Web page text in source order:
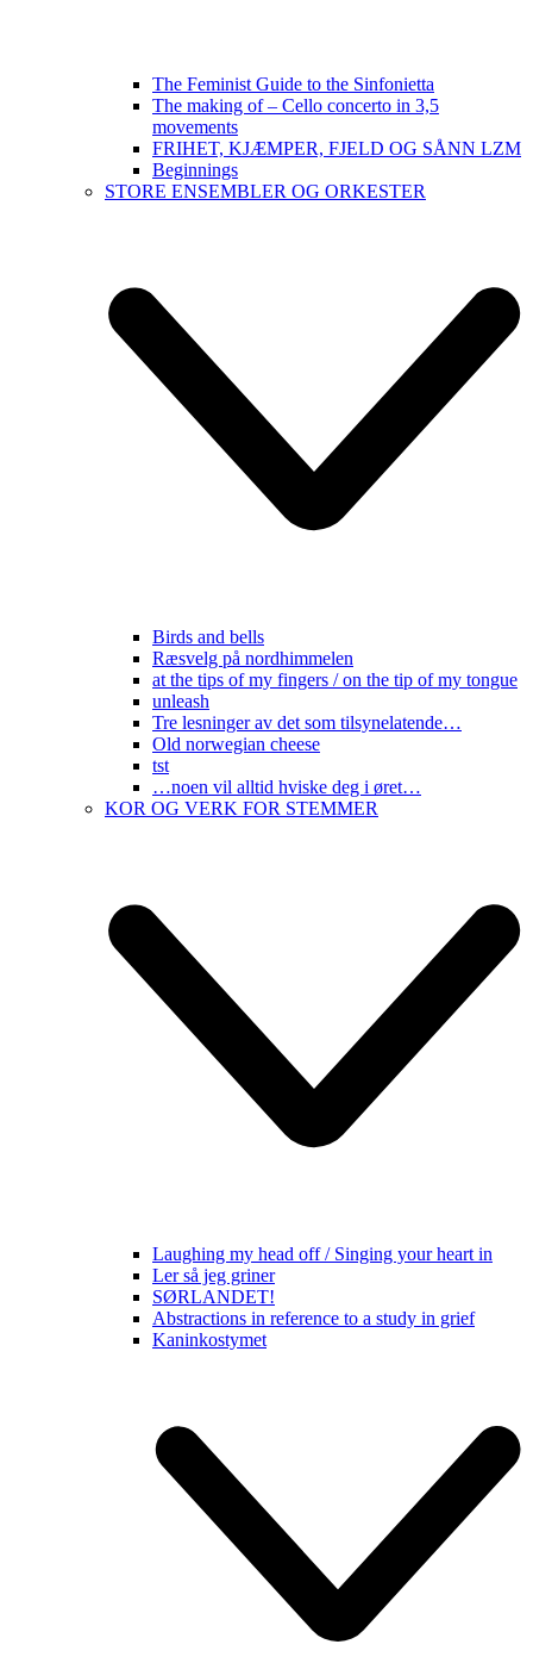
The Feminist Guide to the Sinfonietta
The making of – Cello concerto in 3,5
movements
FRIHET, KJÆMPER, FJELD OG SÅNN LZM
Beginnings
STORE ENSEMBLER OG ORKESTER
Birds and bells
Ræsvelg på nordhimmelen
at the tips of my fingers / on the tip of my tongue
unleash
Tre lesninger av det som tilsynelatende…
Old norwegian cheese
tst
…noen vil alltid hviske deg i øret…
KOR OG VERK FOR STEMMER
Laughing my head off / Singing your heart in
Ler så jeg griner
SØRLANDET!
Abstractions in reference to a study in grief
Kaninkostymet